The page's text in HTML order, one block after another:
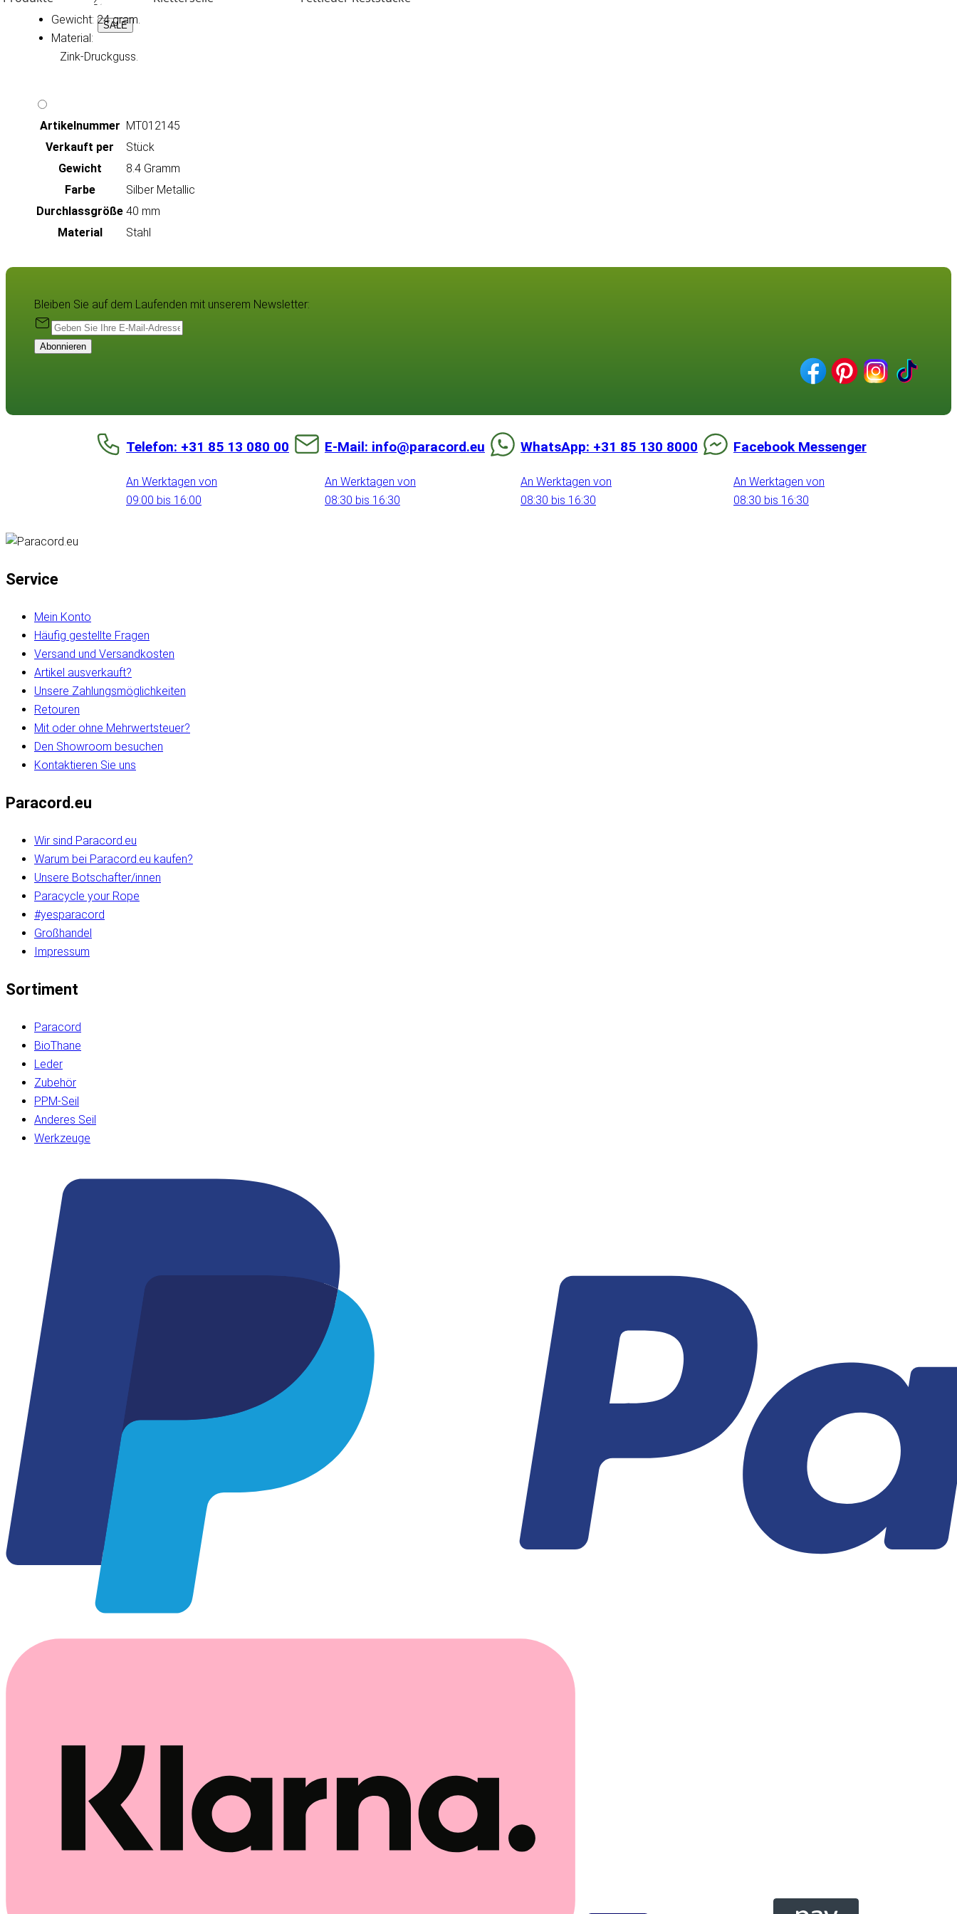
SALE
Gewicht: 24 gram.
Material:
Artikeln‌ummer MT012145
Verkauft per
Stück
Gewicht
8.4 Gramm
Farbe
Silber Metallic
Durchlassgröße 40 mm
Material
Stahl
Bleiben Sie auf dem Laufenden mit unserem Newsletter:
Abonnieren
Telefon: +31 85 13 080 00
An Werktagen von
09:00 bis 16:00
E-Mail: info@paracord.eu
An Werktagen von
08:30 bis 16:30
WhatsApp: +31 85 130 8000
An Werktagen von
08:30 bis 16:30
Facebook Messenger
An Werktagen von
08:30 bis 16:30
Service
Mein Konto
Häufig gestellte Fragen
Versand und Versandkosten
Artikel ausverkauft?
Unsere Zahlungsmöglichkeiten
Retouren
Mit oder ohne Mehrwertsteuer?
Den Showroom besuchen
Kontaktieren Sie uns
Paracord.eu
Wir sind Paracord.eu
Warum bei Paracord.eu kaufen?
Unsere Botschafter/innen
Paracycle your Rope
#yesparacord
Großhandel
Impressum
Sortiment
Paracord
BioThane
Leder
Zubehör
PPM-Seil
Anderes Seil
Werkzeuge